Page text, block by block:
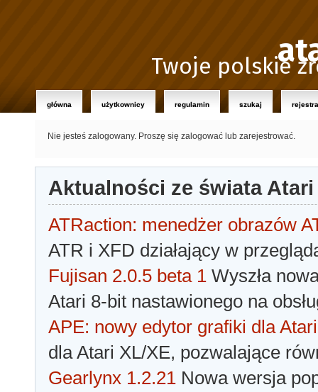
Twoje polskie
główna użytkownicy regulamin szukaj
Nie jesteś zalogowany. Proszę się zalogować lub zarejestrować.
Aktualności ze świata Atari
ATRaction: menedżer obrazów
ATR i XFD działający w
Fujisan 2.0.5 beta 1 Wyszła
Atari 8-bit nastawionego na
APE: nowy edytor grafiki dla Atari
dla Atari XL/XE, pozwalające
Gearlynx 1.2.21 Nowa wersja